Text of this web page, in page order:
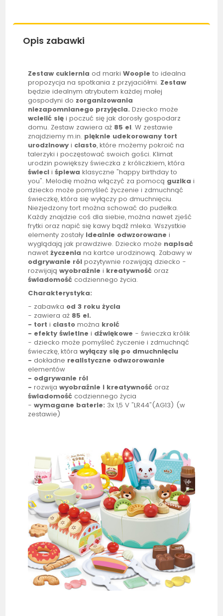
Opis zabawki
Zestaw cukierniaod markiWoopie to idealna
propozycja na spotkania z przyjaciółmi. Zestaw
będzie idealnym atrybutem każdej małej
gospodyni do zorganizowania
niezapomnianego przyjęcia.Dziecko może
wcielić się i poczuć się jak dorosły gospodarz
domu. Zestaw zawiera aż 85 el. W zestawie
znajdziemy m.in. pięknie udekorowany tort
urodzinowy i ciasto, które możemy pokroić na
talerzyki i poczęstować swoich gości. Klimat
urodzin powiększy świeczka z króliczkiem, która
świeci iśpiewa klasyczne "happy birthday to
you". Melodię można włączyć za pomocą guzika i
dziecko może pomyśleć życzenie i zdmuchnąć
świeczkę, która się wyłączy po dmuchnięciu.
Niezjedzony tort można schować do pudełka.
Każdy znajdzie coś dla siebie, można nawet zjeść
frytki oraz napić się kawy bądź mleka. Wszystkie
elementy zostały idealnie odwzorowane i
wyglądają jak prawdziwe. Dziecko może napisać
nawetżyczenia na kartce urodzinową. Zabawy w
odgrywanie ról pozytywnie rozwijają dziecko -
rozwijająwyobraźnie i kreatywność oraz
świadomość codziennego życia.
Charakterystyka:
- zabawka od 3 roku życia
- zawiera aż 85 el.
- torti ciastomożna kroić
- efekty świetlnei dźwiękowe - świeczka królik
- dziecko może pomyśleć życzenie i zdmuchnąć
świeczkę, którawyłączy się po dmuchnięciu
-dokładne realistyczne odwzorowanie
elementów
- odgrywanie ról
-rozwijawyobraźnie i kreatywność oraz
świadomość codziennego życia
-wymagane baterie: 3x 1,5 V "LR44"(AG13) (w
zestawie)